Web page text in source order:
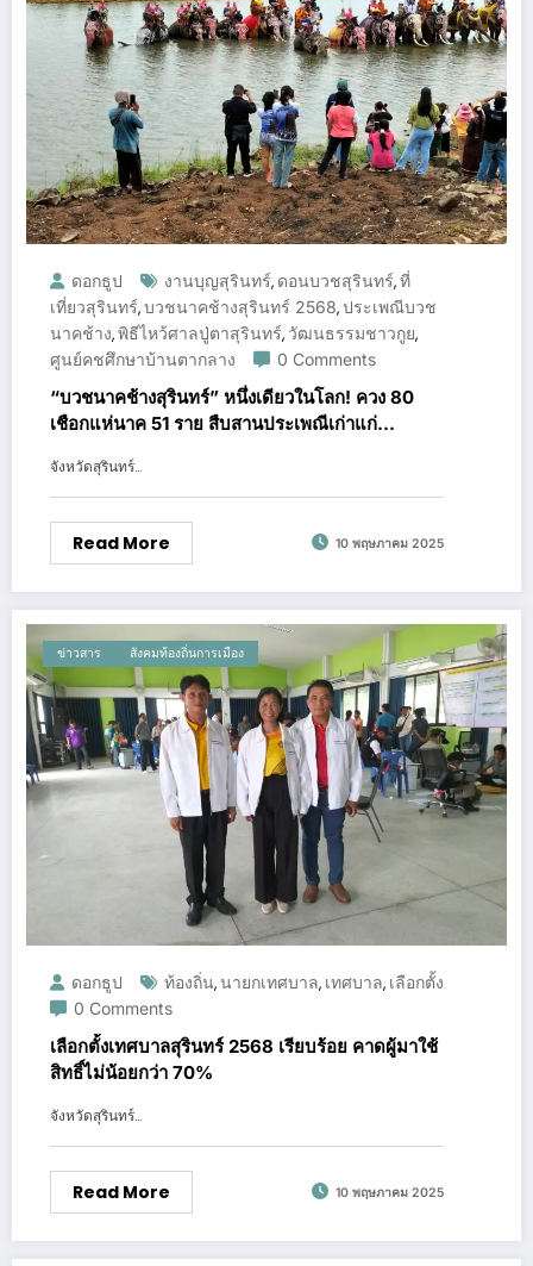
ดอกธูป งานบุญสุรินทร์, ดอนบวชสุรินทร์,ที่
เที่ยวสุรินทร์,บวชนาคช้างสุรินทร์ 2568,ประเพณีบวช
นาคช้าง,พิธีไหว้ศาลปู่ตาสุรินทร์, วัฒนธรรมชาวกูย,
ศูนย์คชศึกษาบ้านตากลาง
0 Comments
“บวชนาคช้างสุรินทร์” หนึ่งเดียวในโลก! ควง 80
เชือกแห่นาค 51 ราย สืบสานประเพณีเก่าแก่
จังหวัดสุรินทร์…
Read More 10 พฤษภาคม 2025
ข่าวสาร สังคมท้องถิ่นการเมือง
ดอกธูป ท้องถิ่น,นายกเทศบาล, เทศบาล, เลือกตั้ง
0 Comments
เลือกตั้งเทศบาลสุรินทร์ 2568 เรียบร้อย คาดผู้มาใช้
สิทธิ์ไม่น้อยกว่า 70%
จังหวัดสุรินทร์…
Read More 10 พฤษภาคม 2025